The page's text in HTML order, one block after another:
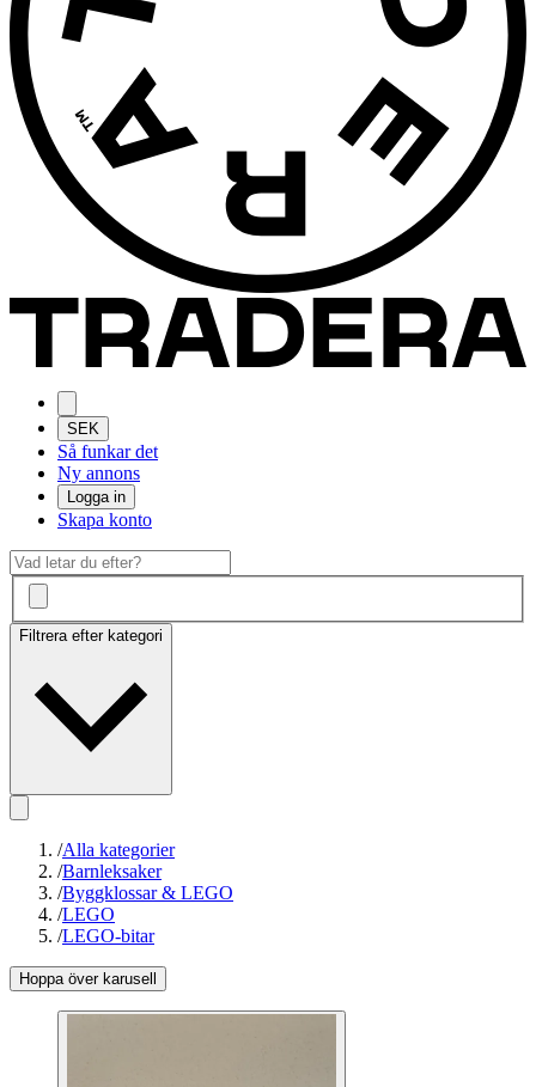
SEK
Så funkar det
Ny annons
Logga in
Skapa konto
Filtrera efter kategori
/Alla kategorier
/Barnleksaker
/Byggklossar & LEGO
/LEGO
/LEGO-bitar
Hoppa över karusell